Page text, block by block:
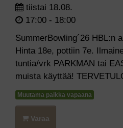
tiistai 18.08.
17:00 - 18:00
SummerBowling´26 HBL:n
Hinta 18e, pottiin 7e.
tuntia/vrk PARKMAN tai
muista käyttää!
Muutama paikka vapaana
Varaa